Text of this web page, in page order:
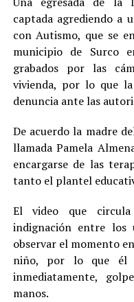
captada agrediendo a
con Autismo, que se
municipio de Surco
grabados por las
vivienda, por lo que
denuncia ante las
De acuerdo la madre
llamada Pamela
encargarse de las
tanto el plantel
El video que
indignación entre los
observar el momento
niño, por lo que él
inmediatamente,
manos.